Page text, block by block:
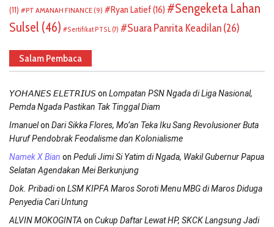
(11)
PT AMANAH FINANCE(9) Ryan Latief(16)
Sengeketa Lahan
Sulsel (46) Sertifikat PTSL (7) Suara Panrita Keadilan(26)
Salam Pembaca
𝘠𝘖𝘏𝘈𝘕𝘌𝘚 𝘌𝘓𝘌𝘛𝘙𝘐𝘜𝘚on Lompatan PSN Ngada di Liga Nasional,
Pemda Ngada Pastikan Tak Tinggal Diam
Imanuelon Dari Sikka Flores, Mo’an Teka Iku Sang Revolusioner Buta
Huruf Pendobrak Feodalisme dan Kolonialisme
Namek X Bian on Peduli Jimi Si Yatim di Ngada, Wakil Gubernur Papua
Selatan Agendakan Mei Berkunjung
Dok. Pribadion LSM KIPFA Maros Soroti Menu MBG di Maros Diduga
Penyedia Cari Untung
ALVIN MOKOGINTA on Cukup Daftar Lewat HP, SKCK Langsung Jadi